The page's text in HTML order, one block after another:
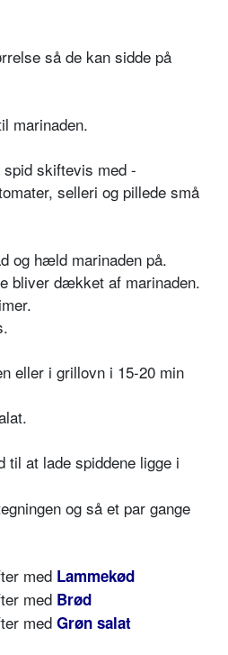
så de kan sidde på
marinaden.
skiftevis med -
selleri og pillede små
og hæld marinaden på.
bliver dækket af marinaden.
eller i grillovn i 15-20 min
til at lade spiddene ligge i
og så et par gange
med Lammekød
med Brød
med Grøn salat